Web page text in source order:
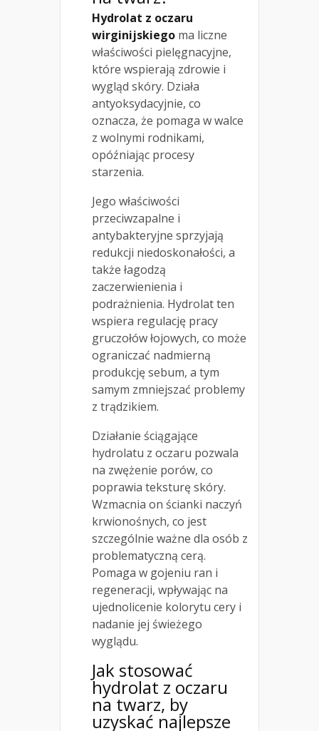
Hydrolat z oczaru
wirginijskiego ma liczne
właściwości pielęgnacyjne,
które wspierają zdrowie i
wygląd skóry. Działa
antyoksydacyjnie, co
oznacza, że pomaga w walce
z wolnymi rodnikami,
opóźniając procesy
starzenia.
Jego właściwości
przeciwzapalne i
antybakteryjne sprzyjają
redukcji niedoskonałości, a
także łagodzą
zaczerwienienia i
podrażnienia. Hydrolat ten
wspiera regulację pracy
gruczołów łojowych, co może
ograniczać nadmierną
produkcję sebum, a tym
samym zmniejszać problemy
z trądzikiem.
Działanie ściągające
hydrolatu z oczaru pozwala
na zwężenie porów, co
poprawia teksturę skóry.
Wzmacnia on ścianki naczyń
krwionośnych, co jest
szczególnie ważne dla osób z
problematyczną cerą.
Pomaga w gojeniu ran i
regeneracji, wpływając na
ujednolicenie kolorytu cery i
nadanie jej świeżego
wyglądu.
Jak stosować
hydrolat z oczaru
na twarz, by
uzyskać najlepsze